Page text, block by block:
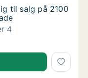
til salg på 2100
til salg på 2100
4
til salg på 2100